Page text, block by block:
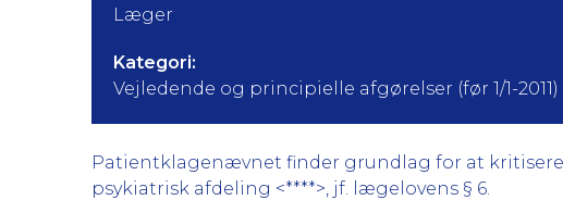
Læger
Kategori:
Vejledende og principielle afgørelser (før 1/1-2011)
Patientklagenævnet finder grundlag for at kritisere
psykiatrisk afdeling <****>, jf. lægelovens § 6.